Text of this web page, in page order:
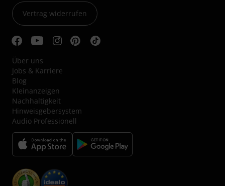
Vertrag widerrufen
Über uns
Jobs & Karriere
Blog
Kleinanzeigen
Nachhaltigkeit
Hinweisgebersystem
Audio Professionell